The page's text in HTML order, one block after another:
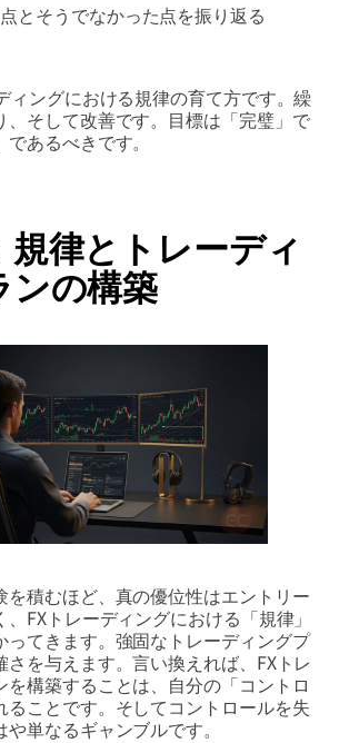
とそうでなかった点を振り返る
ィングにおける規律の育て方です。繰
、そして改善です。目標は「完璧」で
あるべきです。
規律とトレーディ
ンの構築
を積むほど、真の優位性はエントリー
FXトレーディングにおける「規律」
ってきます。強固なトレーディングプ
さを与えます。言い換えれば、FXトレ
を構築することは、自分の「コントロ
ることです。そしてコントロールを失
単なるギャンブルです。